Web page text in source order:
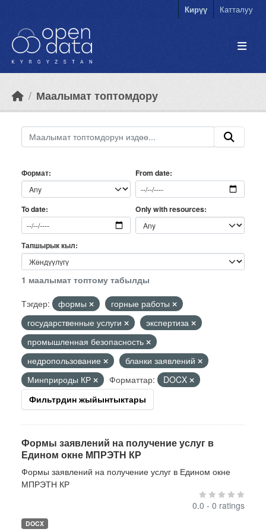
Кирүү Катталуу
Маалымат топтомдору
Формат From date
To date Only with resources
Тапшырык кыл
1 маалымат топтому табылды
Тэгдер:
формы
горные работы
государственные услуги
экспертиза
промышленная безопасность
недропользование
бланки заявлений
Минприроды КР
Форматтар:
DOCX
Фильтрдин жыйынтыктары
Формы заявлений на получение услуг в
Едином окне МПРЭТН КР
Формы заявлений на получение услуг в Едином окне
МПРЭТН КР
0.0 - 0 ratings
DOCX